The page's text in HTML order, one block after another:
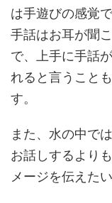
は手遊びの感覚
手話はお耳が聞
で、上手に手話
れると言うこと
す。
また、水の中で
お話しするより
メージを伝えたい